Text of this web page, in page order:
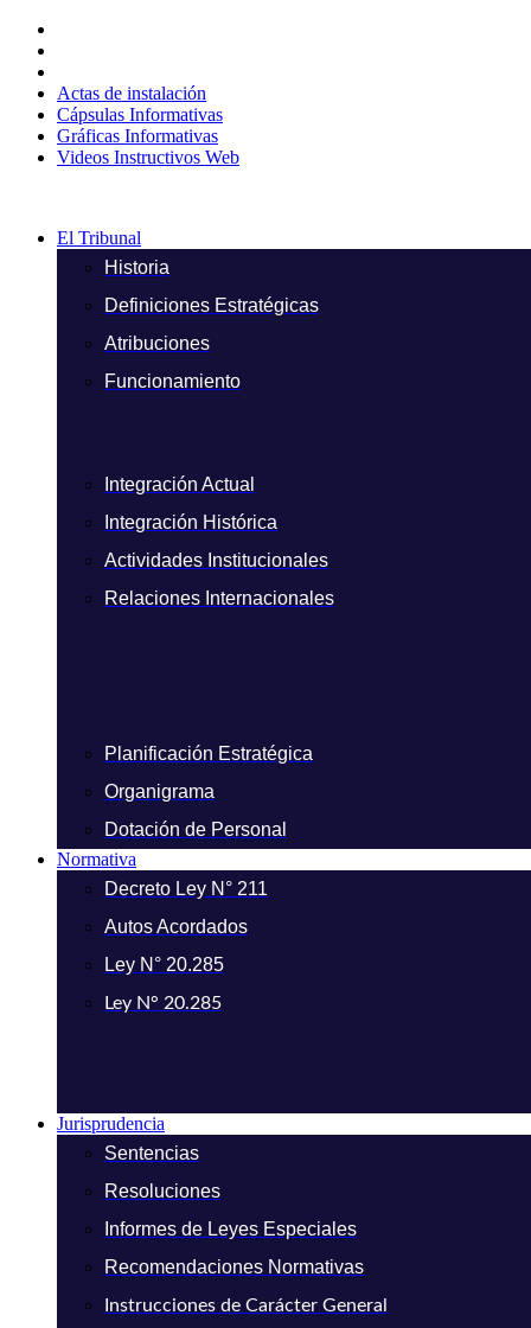
contenido
Actas de instalación
Cápsulas Informativas
Gráficas Informativas
Videos Instructivos Web
El Tribunal
Historia
Definiciones Estratégicas
Atribuciones
Funcionamiento
Integración Actual
Integración Histórica
Actividades Institucionales
Relaciones Internacionales
Planificación Estratégica
Organigrama
Dotación de Personal
Normativa
Decreto Ley N° 211
Autos Acordados
Ley N° 20.285
Ley N° 20.285
Jurisprudencia
Sentencias
Resoluciones
Informes de Leyes Especiales
Recomendaciones Normativas
Instrucciones de Carácter General